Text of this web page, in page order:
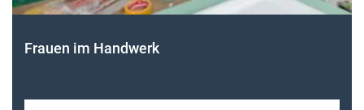
Frauen im Handwerk